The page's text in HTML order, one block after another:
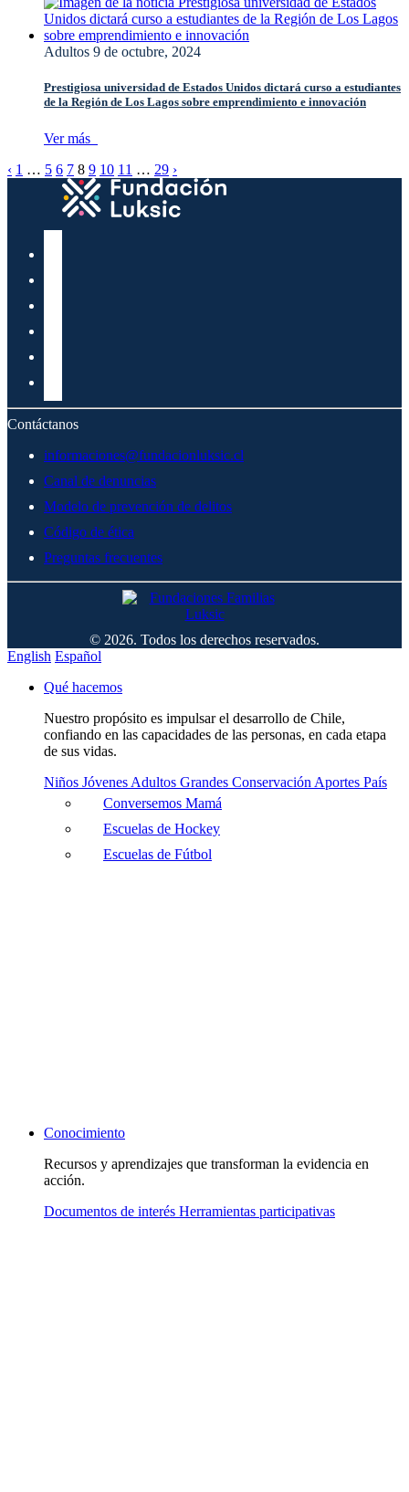
Adultos 9 de octubre, 2024
Prestigiosa universidad de Estados Unidos dictará curso a estudiantes
de la Región de Los Lagos sobre emprendimiento e innovación
Ver más
‹ 1 … 5 6 7 8 9 10 11 … 29 ›
Contáctanos
informaciones@fundacionluksic.cl
Canal de denuncias
Modelo de prevención de delitos
Código de ética
Preguntas frecuentes
© 2026. Todos los derechos reservados.
English Español
Qué hacemos
Nuestro propósito es impulsar el desarrollo de Chile,
confiando en las capacidades de las personas, en cada etapa
de sus vidas.
Niños Jóvenes Adultos Grandes Conservación Aportes País
Conversemos Mamá
Escuelas de Hockey
Escuelas de Fútbol
Conocimiento
Recursos y aprendizajes que transforman la evidencia en
acción.
Documentos de interés Herramientas participativas